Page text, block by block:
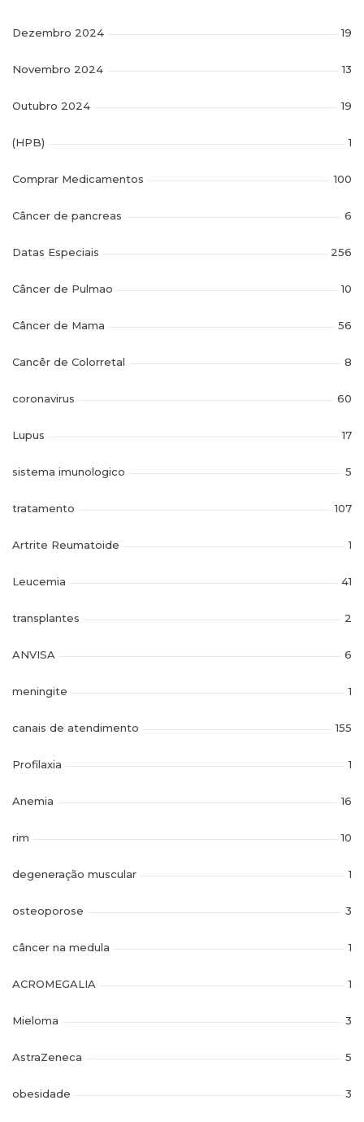
Dezembro 2024 19
Novembro 2024 13
Outubro 2024 19
(HPB) 1
Comprar Medicamentos 100
Câncer de pancreas 6
Datas Especiais 256
Câncer de Pulmao 10
Câncer de Mama 56
Cancêr de Colorretal 8
coronavirus 60
Lupus 17
sistema imunologico 5
tratamento 107
Artrite Reumatoide 1
Leucemia 41
transplantes 2
ANVISA 6
meningite 1
canais de atendimento 155
Profilaxia 1
Anemia 16
rim 10
degeneração muscular 1
osteoporose 3
câncer na medula 1
ACROMEGALIA 1
Mieloma 3
AstraZeneca 5
obesidade 3